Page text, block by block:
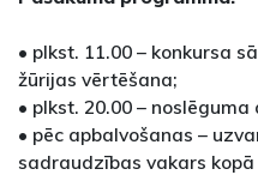
• plkst. 11.00 – konkursa
žūrijas vērtēšana;
• plkst. 20.00 –
• pēc apbalvošanas –
sadraudzības vakars kopā